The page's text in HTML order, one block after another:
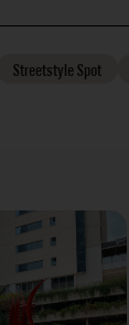
StreetstyleSpot